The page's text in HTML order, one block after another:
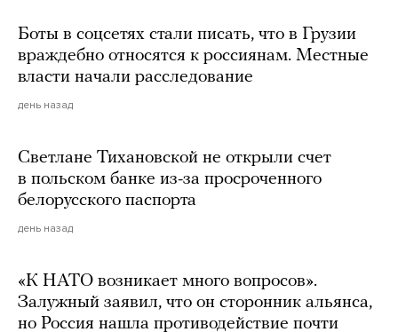
Боты в соцсетях стали писать, что в Грузии
враждебно относятся к россиянам. Местные
власти начали расследование
день назад
Светлане Тихановской не открыли счет
в польском банке из-за просроченного
белорусского паспорта
день назад
«К НАТО возникает много вопросов».
Залужный заявил, что он сторонник альянса,
но Россия нашла противодействие почти